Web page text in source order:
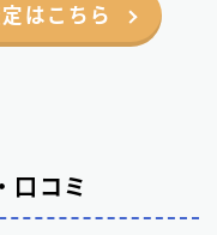
はこちら
口コミ